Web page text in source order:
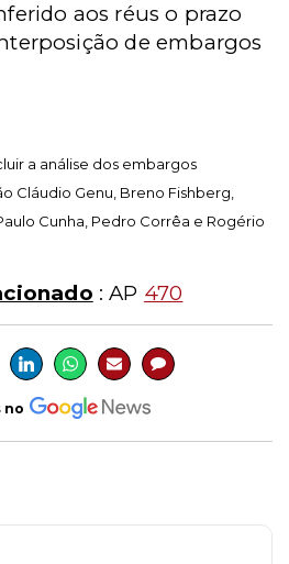
aos réus o prazo
de embargos
a análise dos embargos
Cláudio Genu, Breno Fishberg,
Cunha, Pedro Corrêa e Rogério
: AP 470
no